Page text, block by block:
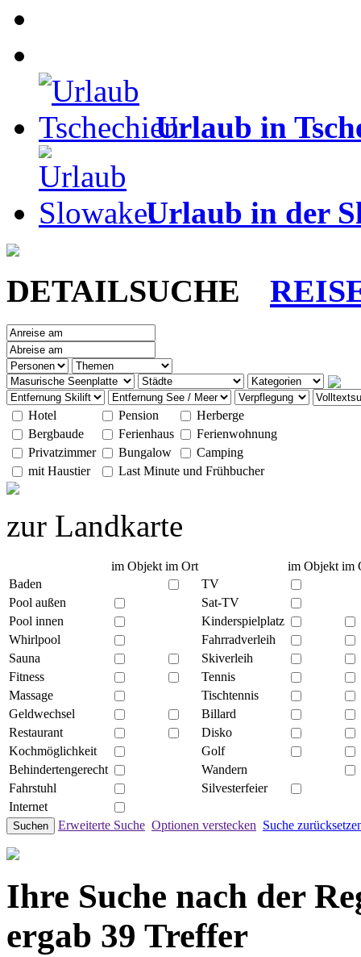
Urlaub in
Urlaub in der
DETAILSUCHE
Hotel Pension
Herberge
Bergbaude
Ferienhaus
Ferienwohnung
Privatzimmer
Bungalow
Camping
mit Haustier
Last Minute und Frühbucher
zur Landkarte
im Objekt im Ort im Objekt im
Baden
TV
Pool außen
Sat-TV
Pool innen
Kinderspielplatz
Whirlpool
Fahrradverleih
Sauna
Skiverleih
Fitness
Tennis
Massage
Tischtennis
Geldwechsel
Billard
Restaurant
Disko
Kochmöglichkeit
Golf
Behindertengerecht
Wandern
Fahrstuhl
Silvesterfeier
Internet
Suchen Erweiterte Suche Optionen verstecken Suche
Ihre Suche nach der
ergab 39 Treffer